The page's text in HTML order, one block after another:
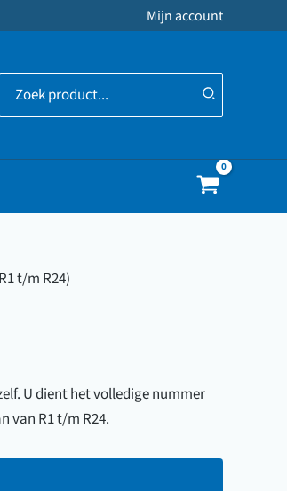
Mijn account
Zoeken
naar:
t/m R24)
U dient het volledige nummer
van R1 t/m R24.